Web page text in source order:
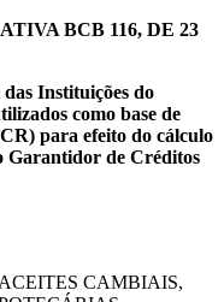
BCB 116, DE 23
Instituições do
como base de
para efeito do cálculo
Garantidor de Créditos
CAMBIAIS,